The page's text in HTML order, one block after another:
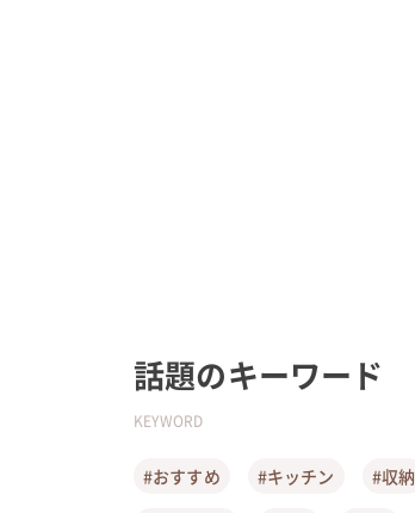
話題のキーワード
KEYWORD
#おすすめ #キッチン #収納